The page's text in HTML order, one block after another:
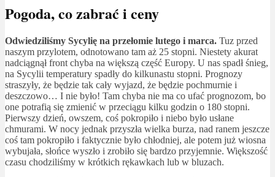
Pogoda, co zabrać i ceny
Odwiedziliśmy Sycylię na przełomie lutego i marca. Tuz przed
naszym przylotem, odnotowano tam aż 25 stopni. Niestety akurat
nadciągnął front chyba na większą część Europy. U nas spadł śnieg,
na Sycylii temperatury spadły do kilkunastu stopni. Prognozy
straszyły, że będzie tak cały wyjazd, że będzie pochmurnie i
deszczowo… I nie było! Tam chyba nie ma co ufać prognozom, bo
one potrafią się zmienić w przeciągu kilku godzin o 180 stopni.
Pierwszy dzień, owszem, coś pokropiło i niebo było usłane
chmurami. W nocy jednak przyszła wielka burza, nad ranem jeszcze
coś tam pokropiło i faktycznie było chłodniej, ale potem już wiosna
wybujała, słońce wyszło i zrobiło się bardzo przyjemnie. Większość
czasu chodziliśmy w krótkich rękawkach lub w bluzach.